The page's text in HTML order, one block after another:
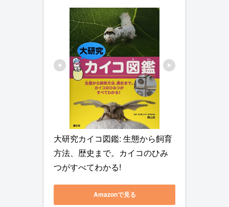
大研究カイコ図鑑: 生態から飼育
方法、歴史まで。カイコのひみ
つがすべてわかる!
Amazonで見る